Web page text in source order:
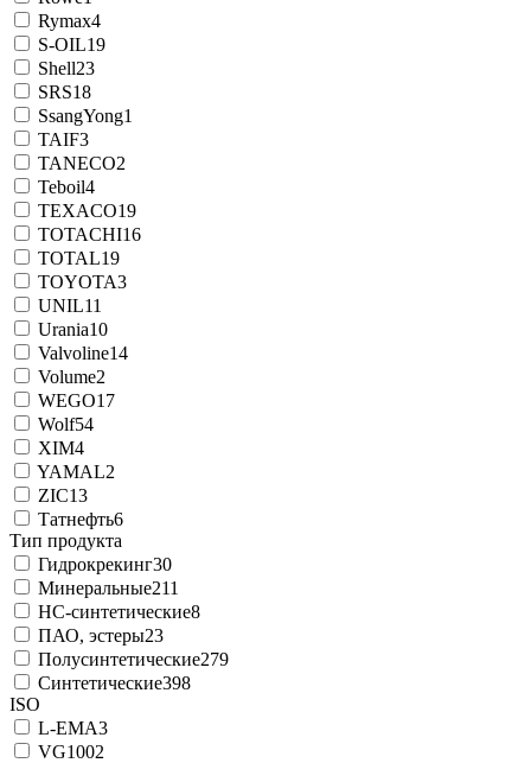
Rymax4
S-OIL19
Shell23
SRS18
SsangYong1
TAIF3
TANECO2
Teboil4
TEXACO19
TOTACHI16
TOTAL19
TOYOTA3
UNIL11
Urania10
Valvoline14
Volume2
WEGO17
Wolf54
XIM4
YAMAL2
ZIC13
Татнефть6
Тип продукта
Гидрокрекинг30
Минеральные211
НС-синтетические8
ПАО, эстеры23
Полусинтетические279
Синтетические398
ISO
L-EMA3
VG1002